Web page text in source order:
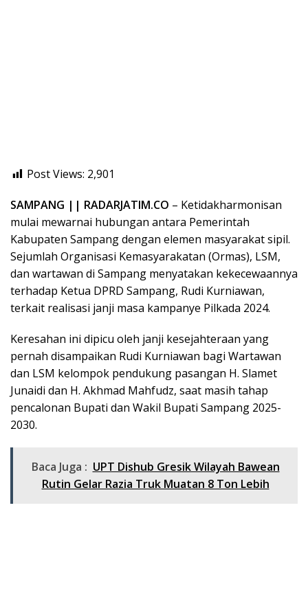
Post Views: 2,901
SAMPANG || RADARJATIM.CO – Ketidakharmonisan
mulai mewarnai hubungan antara Pemerintah
Kabupaten Sampang dengan elemen masyarakat sipil.
Sejumlah Organisasi Kemasyarakatan (Ormas), LSM,
dan wartawan di Sampang menyatakan kekecewaannya
terhadap Ketua DPRD Sampang, Rudi Kurniawan,
terkait realisasi janji masa kampanye Pilkada 2024.
Keresahan ini dipicu oleh janji kesejahteraan yang
pernah disampaikan Rudi Kurniawan bagi Wartawan
dan LSM kelompok pendukung pasangan H. Slamet
Junaidi dan H. Akhmad Mahfudz, saat masih tahap
pencalonan Bupati dan Wakil Bupati Sampang 2025-
2030.
Baca Juga : UPT Dishub Gresik Wilayah Bawean
Rutin Gelar Razia Truk Muatan 8 Ton Lebih